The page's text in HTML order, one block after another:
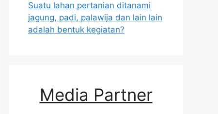
Suatu lahan pertanian ditanami
jagung, padi, palawija dan lain lain
adalah bentuk kegiatan?
Media Partner